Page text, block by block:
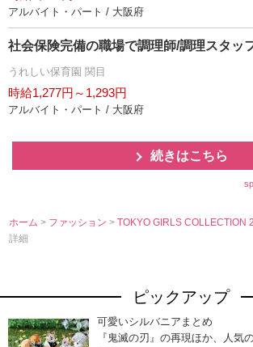
アルバイト・パート / 大阪府
社会保険完備の職場で調理師/調理スタッ
うれしい保育園 関目
時給1,277円～1,293円
アルバイト・パート / 大阪府
続きはこちら
ホーム > ファッション>TOKYO GIRLS COLLECTION
詳細
ピックアップ
可愛いシルバニアまとめ
『鬼滅の刃』の再現ほか、人気